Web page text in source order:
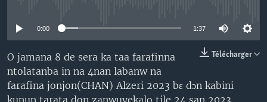
0:00 1:37
Télécharger
O jamana 8 de sera ka taa farafinna
ntolatanba in na 4nan labanw na
farafina jonjon(CHAN) Alzeri 2023 bɛ dɔn kabini
kunun tarata don zanwuyekalo tile 24 san 2023.